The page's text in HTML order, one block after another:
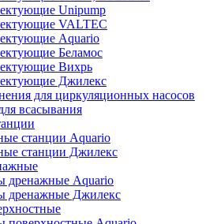
Unipump
VALTEC
Аquario
Беламос
Вихрь
Джилекс
для циркуляционных насосов
всасывания
станции Аquario
станции Джилекс
дренажные Аquario
дренажные Джилекс